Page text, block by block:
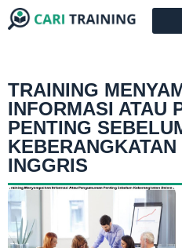
TRAINING
INFORMASI ATAU
PENTING
INGGRIS